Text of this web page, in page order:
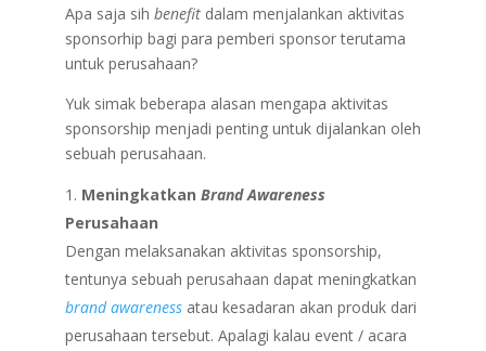
Apa saja sih benefitdalam menjalankan aktivitas
sponsorhip bagi para pemberi sponsor terutama
untuk perusahaan?
Yuk simak beberapa alasan mengapa aktivitas
sponsorship menjadi penting untuk dijalankan oleh
sebuah perusahaan.
Meningkatkan Brand Awareness
Perusahaan
Dengan melaksanakan aktivitas sponsorship,
tentunya sebuah perusahaan dapat meningkatkan
brand awarenessatau kesadaran akan produk dari
perusahaan tersebut. Apalagi kalau event / acara